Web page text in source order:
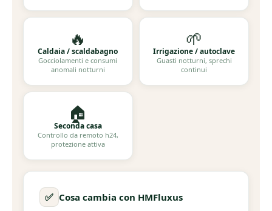
🔥
Caldaia / scaldabagno
Gocciolamenti e consumi
anomali notturni
🌱
Irrigazione / autoclave
Guasti notturni, sprechi
continui
🏠
Seconda casa
Controllo da remoto h24,
protezione attiva
✅ Cosa cambia con HMFluxus